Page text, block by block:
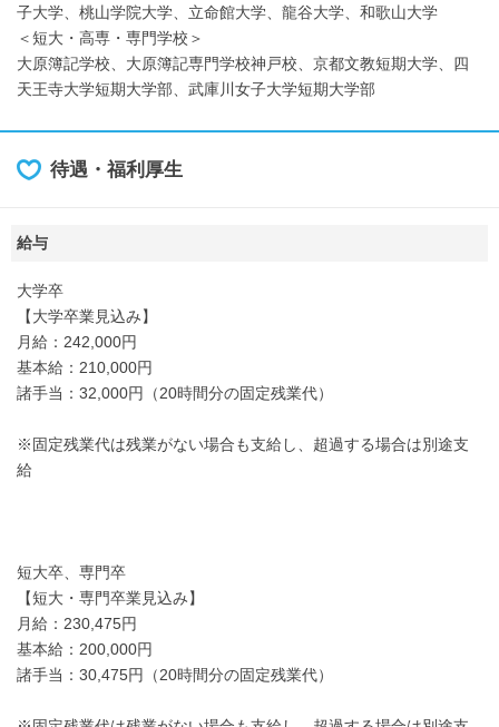
子大学、桃山学院大学、立命館大学、龍谷大学、和歌山大学
＜短大・高専・専門学校＞
大原簿記学校、大原簿記専門学校神戸校、京都文教短期大学、四
天王寺大学短期大学部、武庫川女子大学短期大学部
待遇・福利厚生
給与
大学卒
【大学卒業見込み】
月給：242,000円
基本給：210,000円
諸手当：32,000円（20時間分の固定残業代）
※固定残業代は残業がない場合も支給し、超過する場合は別途支
給
短大卒、専門卒
【短大・専門卒業見込み】
月給：230,475円
基本給：200,000円
諸手当：30,475円（20時間分の固定残業代）